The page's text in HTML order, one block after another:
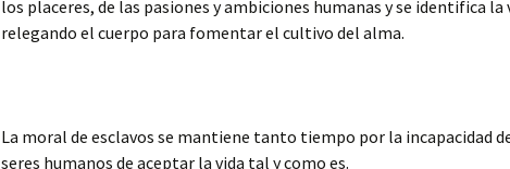
los placeres, de las pasiones y ambiciones humanas y se identifica la
relegando el cuerpo para fomentar el cultivo del alma.
La moral de esclavos se mantiene tanto tiempo por la incapacidad
seres humanos de aceptar la vida tal y como es.